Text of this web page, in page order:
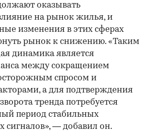
оказывать
на рынок жилья, и
изменения в этих сферах
рынок к снижению. «Таким
динамика является
между сокращением
спросом и
а для подтверждения
тренда потребуется
период стабильных
сигналов», — добавил он.